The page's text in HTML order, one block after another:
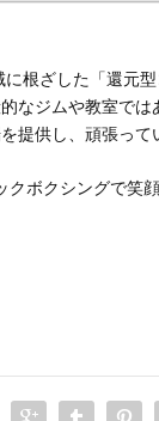
根ざした「還元
なジムや教室では
提供し、頑張って
ボクシングで笑顔